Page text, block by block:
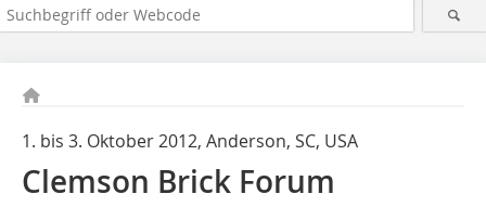
1. bis 3. Oktober 2012, Anderson, SC, USA
Clemson Brick Forum